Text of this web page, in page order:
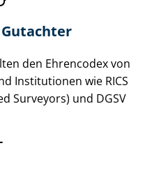
den Ehrencodex von
Institutionen wie RICS
Surveyors) und DGSV